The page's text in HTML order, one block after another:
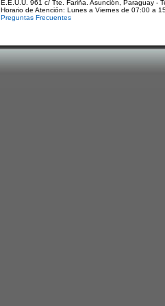
E.E.U.U. 961 c/ Tte. Fariña. Asunción, Paraguay -
Horario de Atención: Lunes a Viernes de 07:00 a
Preguntas Frecuentes